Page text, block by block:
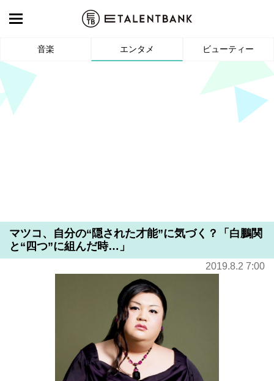
音楽 エンタメ ビューティー
マツコ、自分の“隠された才能”に気づく？「白鵬関
と“四つ”に組んだ時…」
2019.8.2 7:00